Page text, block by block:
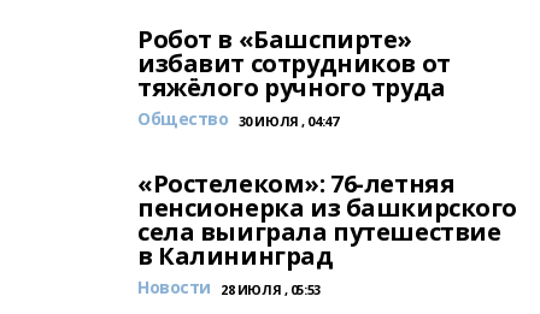
Робот в «Башспирте»
избавит сотрудников от
тяжёлого ручного труда
Общество 30 ИЮЛЯ , 04:47
«Ростелеком»: 76-летняя
пенсионерка из башкирского
села выиграла путешествие
в Калининград
Новости 28 ИЮЛЯ , 05:53